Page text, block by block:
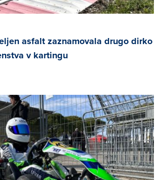
asfalt zaznamovala drugo dirko
v kartingu